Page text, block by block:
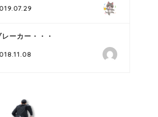
レーカー・・・